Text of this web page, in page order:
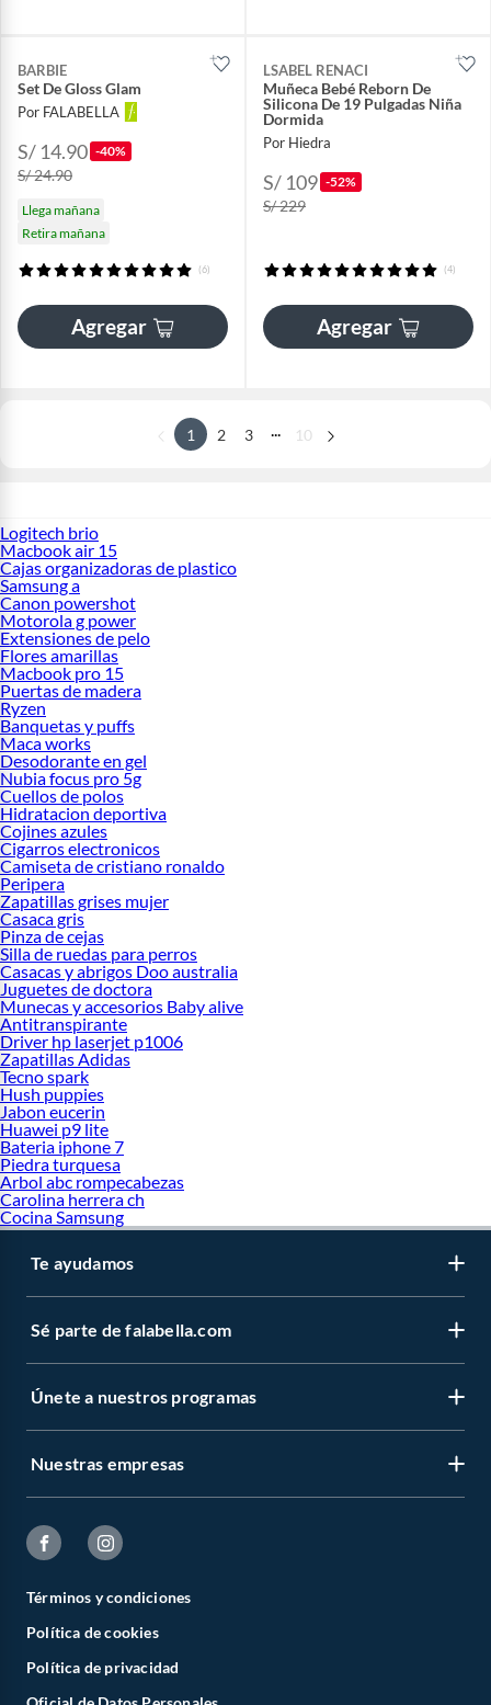
BARBIE
Set De Gloss Glam
Por FALABELLA
S/ 14.90 -40%
S/ 24.90
Llega mañana
Retira mañana
(6)
Agregar
LSABEL RENACI
Muñeca Bebé Reborn De
Silicona De 19 Pulgadas Niña
Dormida
Por Hiedra
S/ 109 -52%
S/ 229
(4)
Agregar
1 2 3 ... 10
Logitech brio
Macbook air 15
Cajas organizadoras de plastico
Samsung a
Canon powershot
Motorola g power
Extensiones de pelo
Flores amarillas
Macbook pro 15
Puertas de madera
Ryzen
Banquetas y puffs
Maca works
Desodorante en gel
Nubia focus pro 5g
Cuellos de polos
Hidratacion deportiva
Cojines azules
Cigarros electronicos
Camiseta de cristiano ronaldo
Peripera
Zapatillas grises mujer
Casaca gris
Pinza de cejas
Silla de ruedas para perros
Casacas y abrigos Doo australia
Juguetes de doctora
Munecas y accesorios Baby alive
Antitranspirante
Driver hp laserjet p1006
Zapatillas Adidas
Tecno spark
Hush puppies
Jabon eucerin
Huawei p9 lite
Bateria iphone 7
Piedra turquesa
Arbol abc rompecabezas
Carolina herrera ch
Cocina Samsung
Te ayudamos
Sé parte de falabella.com
Únete a nuestros programas
Nuestras empresas
Términos y condiciones
Política de cookies
Política de privacidad